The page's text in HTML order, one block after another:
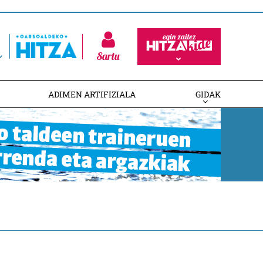
Sartu
ADIMEN ARTIFIZIALA GIDAK